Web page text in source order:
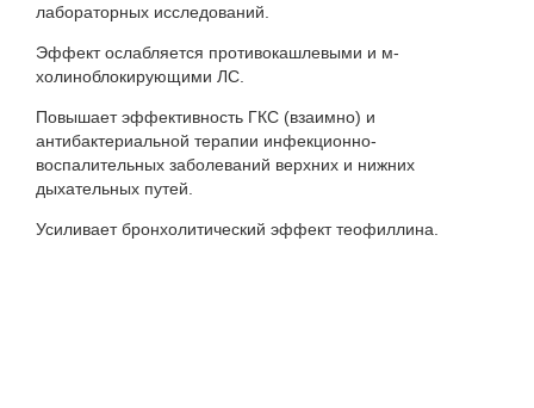
лабораторных исследований.
Эффект ослабляется противокашлевыми и м-
холиноблокирующими ЛС.
Повышает эффективность ГКС (взаимно) и
антибактериальной терапии инфекционно-
воспалительных заболеваний верхних и нижних
дыхательных путей.
Усиливает бронхолитический эффект теофиллина.